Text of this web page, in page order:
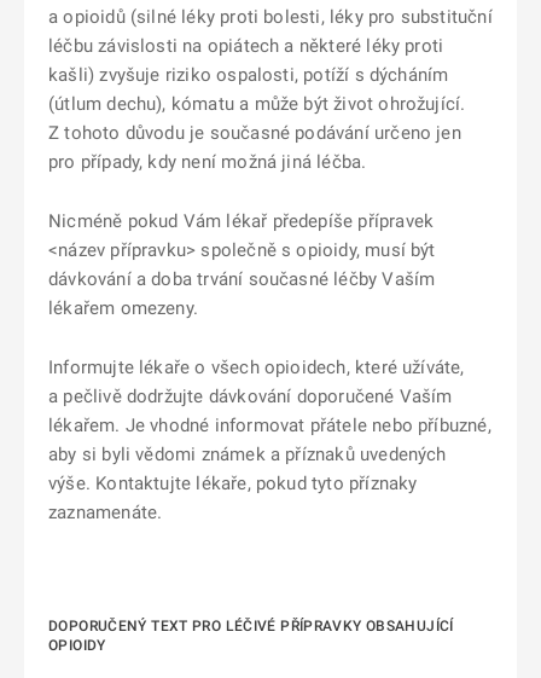
a opioidů (silné léky proti bolesti, léky pro substituční
léčbu závislosti na opiátech a některé léky proti
kašli) zvyšuje riziko ospalosti, potíží s dýcháním
(útlum dechu), kómatu a může být život ohrožující.
Z tohoto důvodu je současné podávání určeno jen
pro případy, kdy není možná jiná léčba.
Nicméně pokud Vám lékař předepíše přípravek
<název přípravku> společně s opioidy, musí být
dávkování a doba trvání současné léčby Vaším
lékařem omezeny.
Informujte lékaře o všech opioidech, které užíváte,
a pečlivě dodržujte dávkování doporučené Vaším
lékařem. Je vhodné informovat přátele nebo příbuzné,
aby si byli vědomi známek a příznaků uvedených
výše. Kontaktujte lékaře, pokud tyto příznaky
zaznamenáte.
DOPORUČENÝ TEXT PRO LÉČIVÉ PŘÍPRAVKY OBSAHUJÍCÍ
OPIOIDY